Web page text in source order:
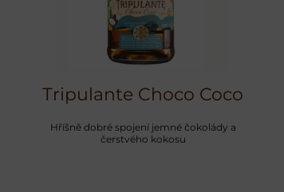
Tripulante Choco Coco
Hříšně dobré spojení jemné čokolády a
čerstvého kokosu